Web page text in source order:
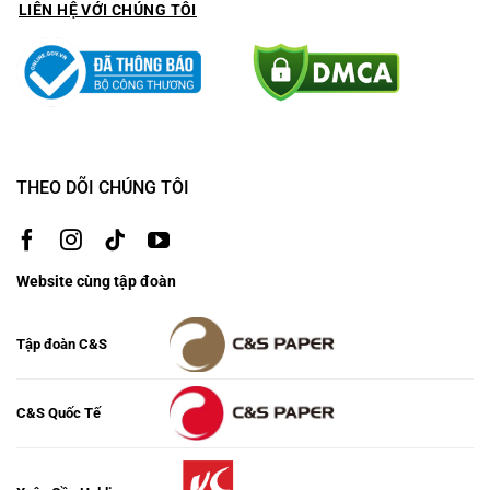
LIÊN HỆ VỚI CHÚNG TÔI
THEO DÕI CHÚNG TÔI
Website cùng tập đoàn
Tập đoàn C&S
C&S Quốc Tế